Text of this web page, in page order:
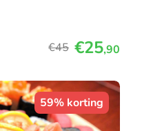
€45 €25,90
59% korting